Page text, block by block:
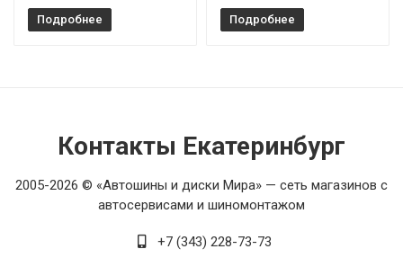
Подробнее Подробнее
Контакты Екатеринбург
2005-2026 © «Автошины и диски Мира» — сеть магазинов с
автосервисами и шиномонтажом
+7 (343) 228-73-73